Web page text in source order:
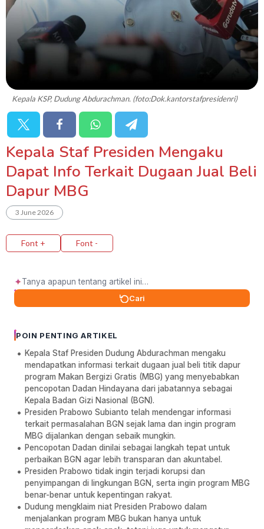
Kepala KSP, Dudung Abdurachman. (foto:Dok.kantorstafpresidenri)
Kepala Staf Presiden Mengaku
Dapat Info Terkait Dugaan Jual Beli
Dapur MBG
3 June 2026
Font + Font -
✦
Cari
POIN PENTING ARTIKEL
Kepala Staf Presiden Dudung Abdurachman mengaku
mendapatkan informasi terkait dugaan jual beli titik dapur
program Makan Bergizi Gratis (MBG) yang menyebabkan
pencopotan Dadan Hindayana dari jabatannya sebagai
Kepala Badan Gizi Nasional (BGN).
Presiden Prabowo Subianto telah mendengar informasi
terkait permasalahan BGN sejak lama dan ingin program
MBG dijalankan dengan sebaik mungkin.
Pencopotan Dadan dinilai sebagai langkah tepat untuk
perbaikan BGN agar lebih transparan dan akuntabel.
Presiden Prabowo tidak ingin terjadi korupsi dan
penyimpangan di lingkungan BGN, serta ingin program MBG
benar-benar untuk kepentingan rakyat.
Dudung mengklaim niat Presiden Prabowo dalam
menjalankan program MBG bukan hanya untuk